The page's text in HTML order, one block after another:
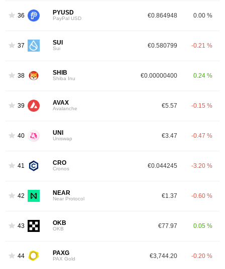
36 PYUSD
PayPal USD €0.864948 0.00 %
37 SUI
Sui €0.580799 -0.21 %
38 SHIB
Shiba Inu €0.00000400 0.24 %
39 AVAX
Avalanche €5.57 -0.15 %
40 UNI
Uniswap €3.47 -0.47 %
41 CRO
Cronos €0.044245 -3.20 %
42 NEAR
Near Protocol €1.37 -0.60 %
43 OKB
OKB €77.97 0.05 %
44 PAXG
PAX Gold €3,744.20 -0.20 %